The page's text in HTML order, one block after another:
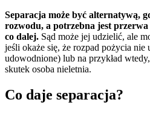
Separacja może być alternatywą,
rozwodu, a potrzebna jest przerwa
co dalej. Sąd może jej udzielić, ale
jeśli okaże się, że rozpad pożycia nie
udowodnione) lub na przykład
skutek osoba nieletnia.
Co daje separacja?